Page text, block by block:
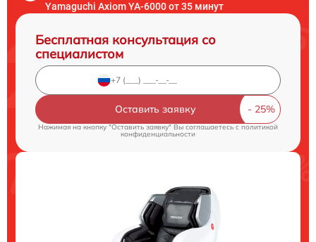
Yamaguchi Axiom YA-6000 от 35 минут
Бесплатная консультация со
специалистом
Оставить заявку
Нажимая на кнопку "Оставить заявку" Вы соглашаетесь cполитикой
конфиденциальности